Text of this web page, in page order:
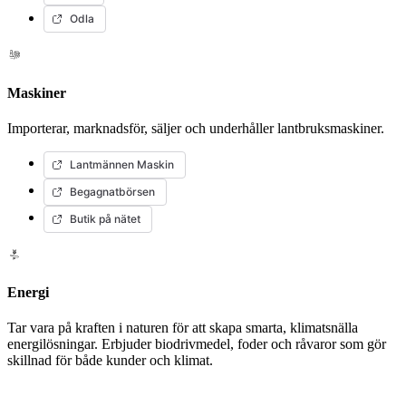
Odla
Maskiner
Importerar, marknadsför, säljer och underhåller lantbruksmaskiner.
Lantmännen Maskin
Begagnatbörsen
Butik på nätet
Energi
Tar vara på kraften i naturen för att skapa smarta, klimatsnälla
energilösningar. Erbjuder biodrivmedel, foder och råvaror som gör
skillnad för både kunder och klimat.